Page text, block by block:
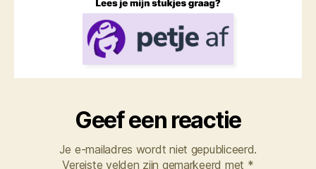
Geef een reactie
Je e-mailadres wordt niet gepubliceerd.
Vereiste velden zijn gemarkeerd met *